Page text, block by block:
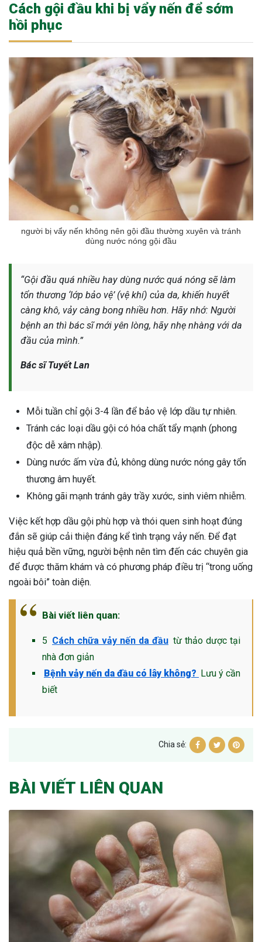
Cách gội đầu khi bị vẩy nến để sớm
hồi phục
người bị vẩy nến không nên gội đầu thường xuyên và tránh
dùng nước nóng gội đầu
“Gội đầu quá nhiều hay dùng nước quá nóng sẽ làm
tổn thương ‘lớp bảo vệ’ (vệ khí) của da, khiến huyết
càng khô, vảy càng bong nhiều hơn. Hãy nhớ: Người
bệnh an thì bác sĩ mới yên lòng, hãy nhẹ nhàng với da
đầu của mình.”
Bác sĩ Tuyết Lan
Mỗi tuần chỉ gội 3-4 lần để bảo vệ lớp dầu tự nhiên.
Tránh các loại dầu gội có hóa chất tẩy mạnh (phong
độc dễ xâm nhập).
Dùng nước ấm vừa đủ, không dùng nước nóng gây tổn
thương âm huyết.
Không gãi mạnh tránh gây trầy xước, sinh viêm nhiễm.
Việc kết hợp dầu gội phù hợp và thói quen sinh hoạt đúng
đắn sẽ giúp cải thiện đáng kể tình trạng vảy nến. Để đạt
hiệu quả bền vững, người bệnh nên tìm đến các chuyên gia
để được thăm khám và có phương pháp điều trị “trong uống
ngoài bôi” toàn diện.
Bài viết liên quan:
5 Cách chữa vảy nến da đầu từ thảo dược tại
nhà đơn giản
Bệnh vảy nến da đầu có lây không? Lưu ý cần
biết
Chia sẻ:
BÀI VIẾT LIÊN QUAN